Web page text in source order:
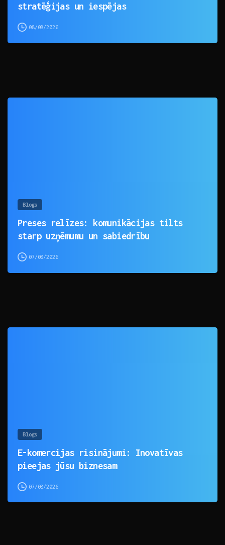
stratēģijas un iespējas
08/08/2026
Blogs
Preses relīzes: komunikācijas tilts
starp uzņēmumu un sabiedrību
07/08/2026
Blogs
E-komercijas risinājumi: Inovatīvas
pieejas jūsu biznesam
07/08/2026